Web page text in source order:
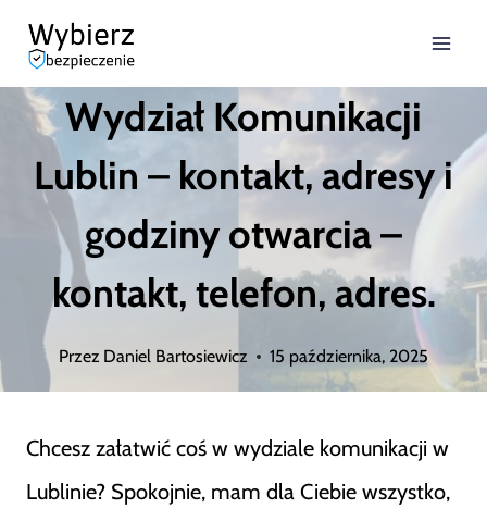
Przejdź
treści
Wydział Komunikacji
Lublin – kontakt, adresy i
godziny otwarcia –
kontakt, telefon, adres.
Przez Daniel Bartosiewicz 15 października, 2025
Chcesz załatwić coś w wydziale komunikacji w
Lublinie? Spokojnie, mam dla Ciebie wszystko,